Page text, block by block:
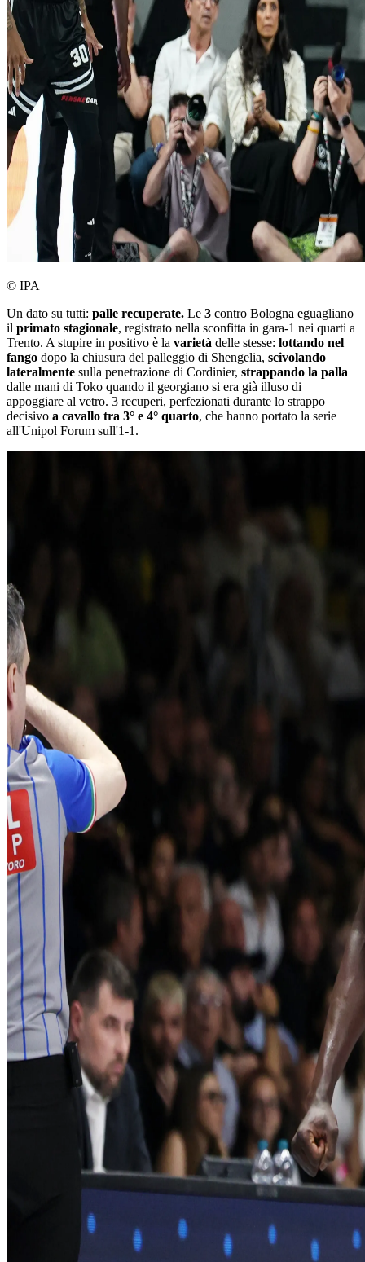
© IPA
Un dato su tutti: palle recuperate. Le 3 contro Bologna eguagliano
il primato stagionale, registrato nella sconfitta in gara-1 nei quarti a
Trento. A stupire in positivo è la varietà delle stesse: lottando nel
fango dopo la chiusura del palleggio di Shengelia, scivolando
lateralmente sulla penetrazione di Cordinier, strappando la palla
dalle mani di Toko quando il georgiano si era già illuso di
appoggiare al vetro. 3 recuperi, perfezionati durante lo strappo
decisivo a cavallo tra 3° e 4° quarto, che hanno portato la serie
all'Unipol Forum sull'1-1.